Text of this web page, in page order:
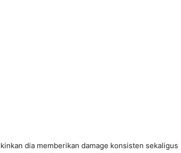
dia memberikan damage konsisten sekaligus